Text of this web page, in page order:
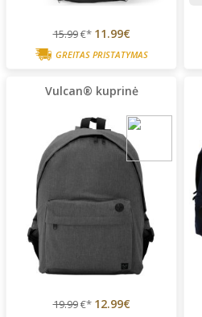
15.99€* 11.99€
GREITAS PRISTATYMAS
Vulcan® kuprinė
19.99€* 12.99€